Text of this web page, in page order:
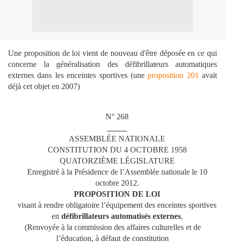
Une proposition de loi vient de nouveau d'être déposée en ce qui
concerne la généralisation des défibrillateurs automatiques
externes dans les enceintes sportives (uneproposition 201 avait
déjà cet objet en 2007)
N° 268
ASSEMBLÉE NATIONALE
CONSTITUTION DU 4 OCTOBRE 1958
QUATORZIÈME LÉGISLATURE
Enregistré à la Présidence de l’Assemblée nationale le 10
octobre 2012.
PROPOSITION DE LOI
visant à rendre obligatoire l’équipement des enceintes sportives
en défibrillateurs automatisés externes,
(Renvoyée à la commission des affaires culturelles et de
l’éducation, à défaut de constitution